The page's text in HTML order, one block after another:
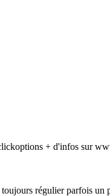
+ d'infos sur
régulier parfois